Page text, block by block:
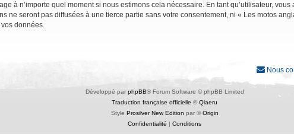
à n’importe quel moment si nous estimons cela nécessaire. En tant qu’utilisateur,
ne seront pas diffusées à une tierce partie sans votre consentement, ni « Les motos
données.
Nous
Développé par phpBB® Forum Software © phpBB Limited
Traduction française officielle ©Qiaeru
Style Prosilver New Edition par ©Origin
Confidentialité
Conditions